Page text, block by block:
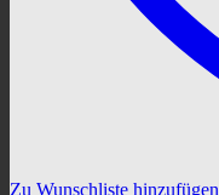
Zu Wunschliste hinzufügen